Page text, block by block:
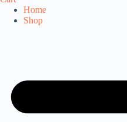
Home
Shop